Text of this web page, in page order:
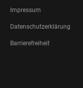
FOOTER
LEGAL
Impressum
Datenschutzerklärung
Barrierefreiheit